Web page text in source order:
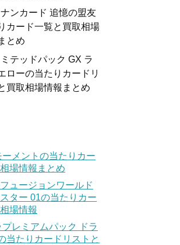
ンカード 追憶の盟友
カード一覧と買取相場
とめ
ミテッドパック GX ラ
ローの当たりカードリ
買取相場情報まとめ
メントの当たりカー
場情報まとめ
ュージョンワールド
ター 01の当たりカー
場情報
レミアムパック ドラ
当たりカードリストと